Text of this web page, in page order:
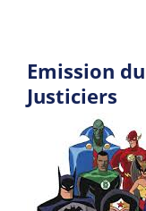
Emission
Justiciers